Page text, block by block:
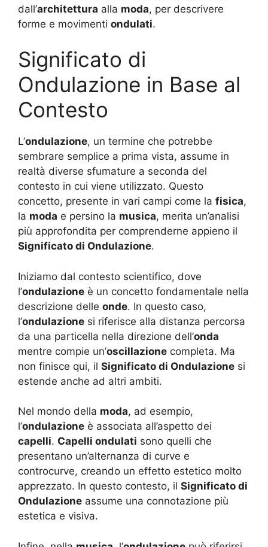
dall’architettura alla moda, per descrivere
forme e movimenti ondulati.
Significato di
Ondulazione in Base al
Contesto
L’ondulazione, un termine che potrebbe
sembrare semplice a prima vista, assume in
realtà diverse sfumature a seconda del
contesto in cui viene utilizzato. Questo
concetto, presente in vari campi come la fisica,
la moda e persino la musica, merita un’analisi
più approfondita per comprenderne appieno il
Significato di Ondulazione.
Iniziamo dal contesto scientifico, dove
l’ondulazione è un concetto fondamentale nella
descrizione delle onde. In questo caso,
l’ondulazione si riferisce alla distanza percorsa
da una particella nella direzione dell’onda
mentre compie un’oscillazione completa. Ma
non finisce qui, il Significato di Ondulazione si
estende anche ad altri ambiti.
Nel mondo della moda, ad esempio,
l’ondulazione è associata all’aspetto dei
capelli. Capelli ondulati sono quelli che
presentano un’alternanza di curve e
controcurve, creando un effetto estetico molto
apprezzato. In questo contesto, il Significato di
Ondulazione assume una connotazione più
estetica e visiva.